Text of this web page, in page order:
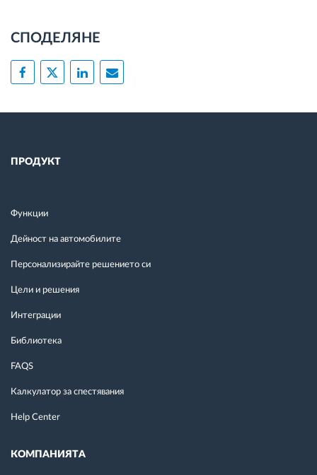
СПОДЕЛЯНЕ
ПРОДУКТ
Функции
Дейност на автомобилите
Персонализирайте решението си
Цели и решения
Интеграции
Библиотека
FAQS
Калкулатор за спестявания
Help Center
КОМПАНИЯТА